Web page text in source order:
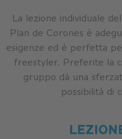
INVERNO
La lezione individuale
Plan de Corones è
esigenze ed è perfetta
freestyler. Preferite la
gruppo dà una
possibilità di